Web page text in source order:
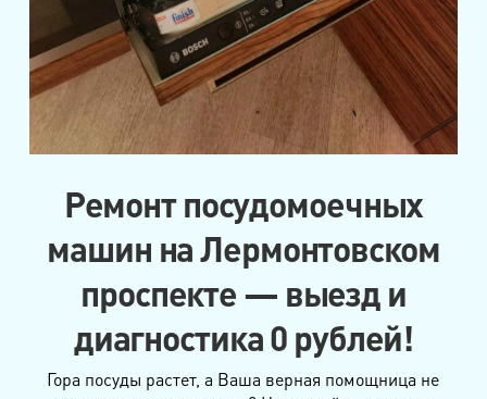
Ремонт посудомоечных
машин на Лермонтовском
проспекте — выезд и
диагностика 0 рублей!
Гора посуды растет, а Ваша верная помощница не